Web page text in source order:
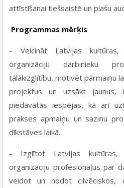
attīstīšanai tiešsaistē un plašu
Programmas mērķis
- Veicināt Latvijas
organizāciju darbinieku
tālākizglītību, motivēt pārmaiņu
projektus un uzsākt jaunus,
piedāvātās iespējas, kā arī
prakses apmaiņu un saziņu
dīkstāves laikā.
- Izglītot Latvijas kultūras,
organizāciju profesionāļus par
veidot un nodot cilvēciskos,